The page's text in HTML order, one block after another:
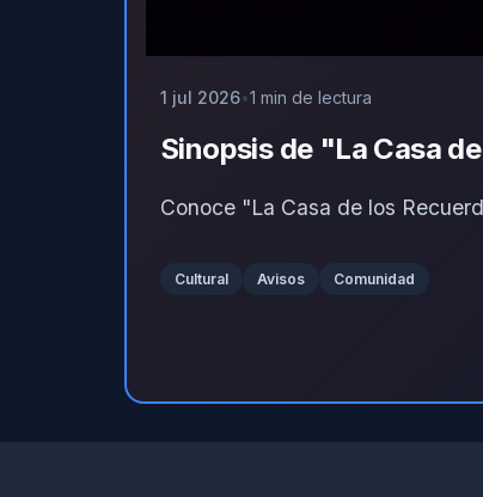
1 jul 2026 1 min de lectura
Sinopsis de "La Casa
Conoce "La Casa de los
Cultural Avisos Comunidad